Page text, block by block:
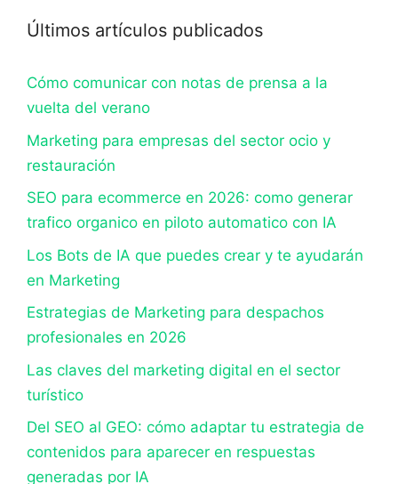
Últimos artículos publicados
Cómo comunicar con notas de prensa a la
vuelta del verano
Marketing para empresas del sector ocio y
restauración
SEO para ecommerce en 2026: como generar
trafico organico en piloto automatico con IA
Los Bots de IA que puedes crear y te ayudarán
en Marketing
Estrategias de Marketing para despachos
profesionales en 2026
Las claves del marketing digital en el sector
turístico
Del SEO al GEO: cómo adaptar tu estrategia de
contenidos para aparecer en respuestas
generadas por IA